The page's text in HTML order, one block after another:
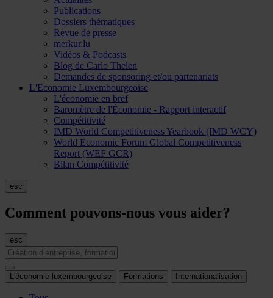
Publications
Dossiers thématiques
Revue de presse
merkur.lu
Vidéos & Podcasts
Blog de Carlo Thelen
Demandes de sponsoring et/ou partenariats
L'Economie Luxembourgeoise
L'économie en bref
Baromètre de l'Économie - Rapport interactif
Compétitivité
IMD World Competitiveness Yearbook (IMD WCY)
World Economic Forum Global Competitiveness
Report (WEF GCR)
Bilan Compétitivité
esc
Comment pouvons-nous vous aider?
esc
L'économie luxembourgeoise Formations Internationalisation